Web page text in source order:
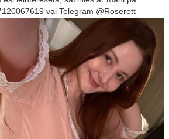
vai Telegram @Roserett